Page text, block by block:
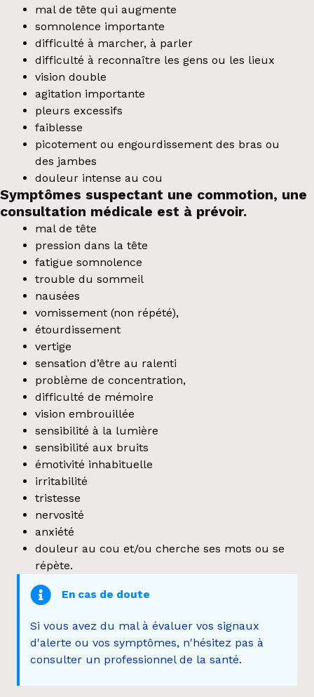
mal de tête qui augmente
somnolence importante
difficulté à marcher, à parler
difficulté à reconnaître les gens ou les lieux
vision double
agitation importante
pleurs excessifs
faiblesse
picotement ou engourdissement des bras ou
des jambes
douleur intense au cou
Symptômes suspectant une commotion, une
consultation médicale est à prévoir.
mal de tête
pression dans la tête
fatigue somnolence
trouble du sommeil
nausées
vomissement (non répété),
étourdissement
vertige
sensation d’être au ralenti
problème de concentration,
difficulté de mémoire
vision embrouillée
sensibilité à la lumière
sensibilité aux bruits
émotivité inhabituelle
irritabilité
tristesse
nervosité
anxiété
douleur au cou et/ou cherche ses mots ou se
répète.
En cas de doute
Si vous avez du mal à évaluer vos signaux
d'alerte ou vos symptômes, n'hésitez pas à
consulter un professionnel de la santé.